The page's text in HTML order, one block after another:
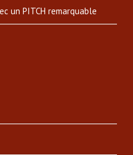
un PITCH remarquable